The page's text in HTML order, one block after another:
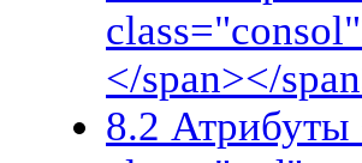
</span></
8.2